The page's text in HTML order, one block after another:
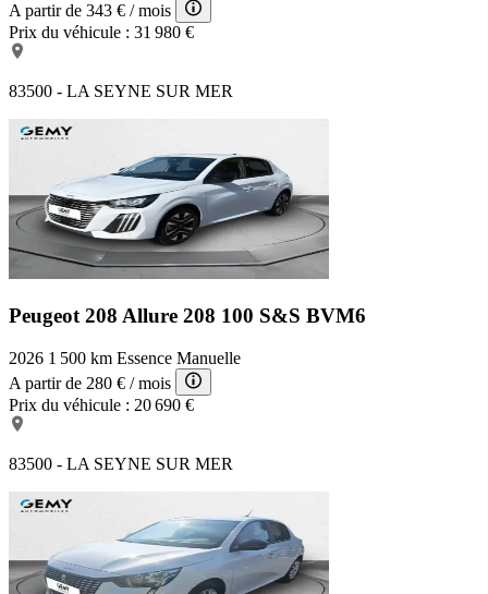
A partir de 343 € / mois
Prix du véhicule : 31 980 €
83500 - LA SEYNE SUR MER
Peugeot 208 Allure 208 100 S&S BVM6
2026 1 500 km Essence Manuelle
A partir de 280 € / mois
Prix du véhicule : 20 690 €
83500 - LA SEYNE SUR MER